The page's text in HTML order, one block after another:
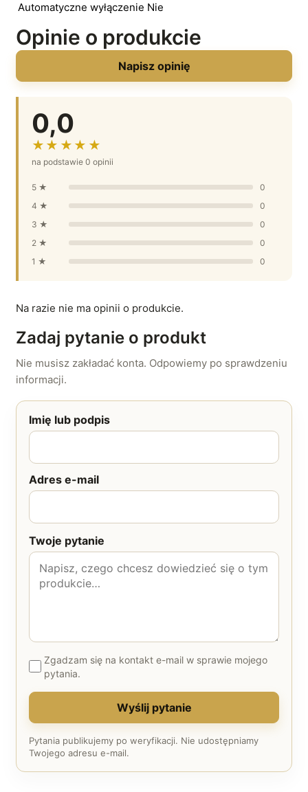
Automatyczne wyłączenie Nie
Opinie o produkcie
Napisz opinię
0,0
★★★★★
na podstawie 0 opinii
5 ★
0
4 ★
0
3 ★
0
2 ★
0
1 ★
0
Na razie nie ma opinii o produkcie.
Zadaj pytanie o produkt
Nie musisz zakładać konta. Odpowiemy po sprawdzeniu
informacji.
Imię lub podpis
Adres e-mail
Twoje pytanie
Zgadzam się na kontakt e-mail w sprawie mojego
pytania.
Wyślij pytanie
Pytania publikujemy po weryfikacji. Nie udostępniamy
Twojego adresu e-mail.